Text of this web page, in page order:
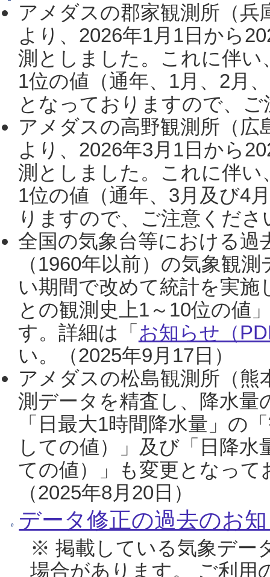
アメダスの郡家観測所（
より、2026年1月1日から
測としました。これに伴い
1位の値（通年、1月、2月
となっておりますので、
アメダスの高野観測所（
より、2026年3月1日から
測としました。これに伴い
1位の値（通年、3月及び4
りますので、ご注意くだ
全国の気象台等における過
（1960年以前）の気象観
い期間で改めて統計を実
との観測史上1～10位の値
す。詳細は「 お知らせ（
い。（2025年9月17日）
アメダスの松島観測所（熊
測データを精査し、降水
「日最大1時間降水量」の
しての値）」及び「日降
ての値）」も変更となっ
（2025年8月20日）
データ修正の過去のお
※ 掲載している気象デー
場合があります。 ご利用